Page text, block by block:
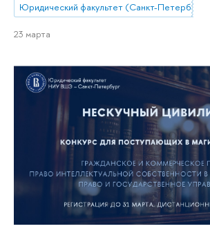
Юридический факультет (Санкт-Петербург)
23 марта